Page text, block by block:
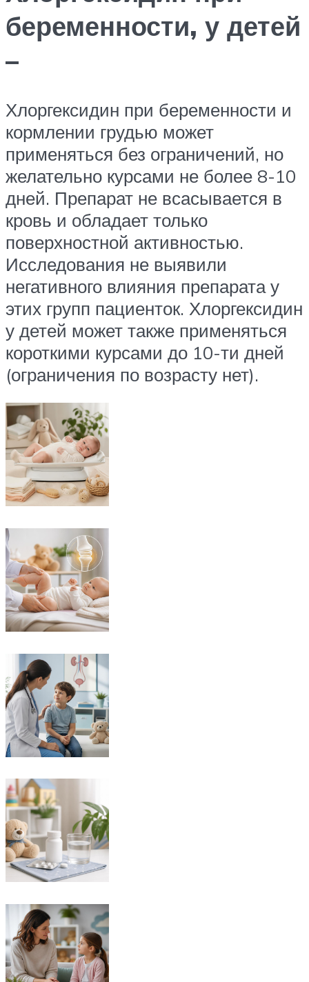
беременности, у детей
–
Хлоргексидин при беременности и
кормлении грудью может
применяться без ограничений, но
желательно курсами не более 8-10
дней. Препарат не всасывается в
кровь и обладает только
поверхностной активностью.
Исследования не выявили
негативного влияния препарата у
этих групп пациенток. Хлоргексидин
у детей может также применяться
короткими курсами до 10-ти дней
(ограничения по возрасту нет).